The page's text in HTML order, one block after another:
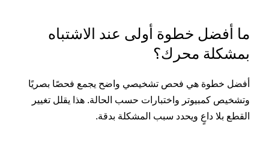
ما أفضل خطوة أولى عند الاشتباه
بمشكلة محرك؟
أفضل خطوة هي فحص تشخيصي واضح يجمع فحصًا بصريًا
وتشخيص كمبيوتر واختبارات حسب الحالة. هذا يقلل تغيير
القطع بلا داعٍ ويحدد سبب المشكلة بدقة.